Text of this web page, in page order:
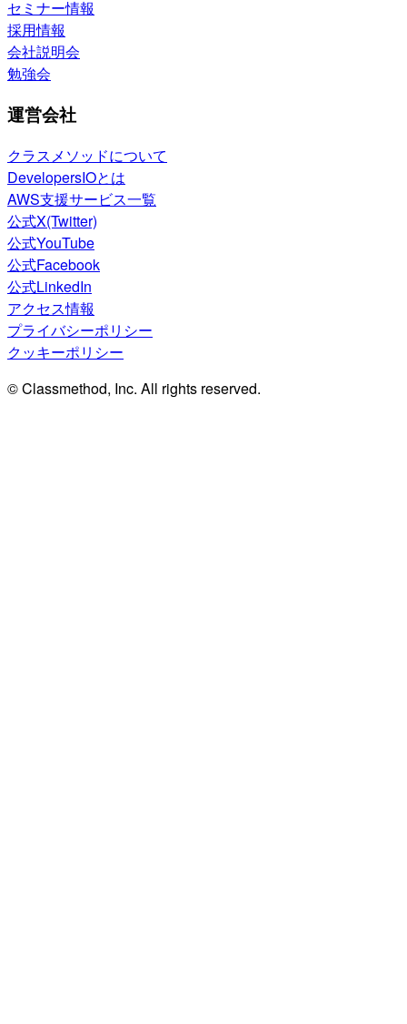
セミナー情報
採用情報
会社説明会
勉強会
運営会社
クラスメソッドについて
DevelopersIOとは
AWS支援サービス一覧
公式X(Twitter)
公式YouTube
公式Facebook
公式LinkedIn
アクセス情報
プライバシーポリシー
クッキーポリシー
© Classmethod, Inc. All rights reserved.